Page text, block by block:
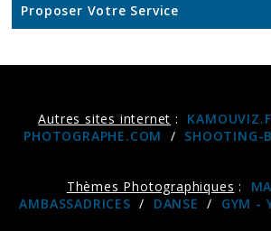
Proposer Votre Service
Autres sites internet :
PHOTOGRAPHE.COM
/ SHOOTING-
Thèmes Photographiques :
AMBASSADRICES / DANSE / GYM -